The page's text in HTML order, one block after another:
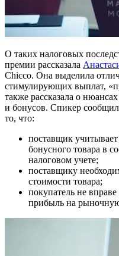
О таких налоговых
премии рассказала
Chicco. Она выделила
стимулирующих выплат,
также рассказала о
и бонусов. Спикер
то, что:
поставщик
бонусного товара в
налоговом учете;
поставщику
стоимости товара;
покупатель не
прибыль на